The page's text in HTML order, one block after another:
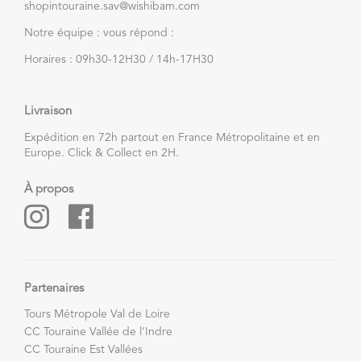
shopintouraine.sav@wishibam.com
Notre équipe : vous répond :
Horaires : 09h30-12H30 / 14h-17H30
Livraison
Expédition en 72h partout en France Métropolitaine et en
Europe. Click & Collect en 2H.
À propos
Partenaires
Tours Métropole Val de Loire
CC Touraine Vallée de l’Indre
CC Touraine Est Vallées